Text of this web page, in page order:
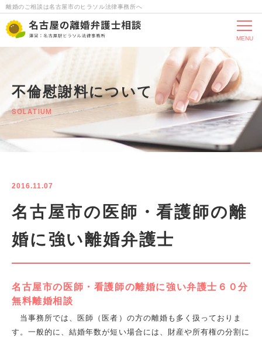
離婚のご相談は名古屋市のヒラソル法律事務所へ
MENU
不倫慰謝料について
SOLATIUM
2016.11.07
名古屋市の医師・看護師の離
婚に強い離婚弁護士
名古屋市の医師・看護師の離婚に強い弁護士６０分
無料離婚相談
当事務所では、医師（医者）の方の離婚も多く扱っておりま
す。一般的に、結婚年数が短い場合には、財産や所有権の分割に